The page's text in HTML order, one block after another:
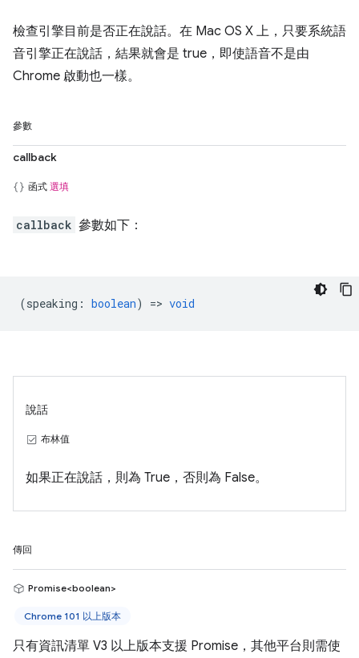
檢查引擎目前是否正在說話。在 Mac OS X 上，只要系統語
音引擎正在說話，結果就會是 true，即使語音不是由
Chrome 啟動也一樣。
參數
callback
函式 選填
callback 參數如下：
(speaking : boolean) => void
說話
布林值
如果正在說話，則為 True，否則為 False。
傳回
Promise<boolean>
Chrome 101 以上版本
只有資訊清單 V3 以上版本支援 Promise，其他平台則需使